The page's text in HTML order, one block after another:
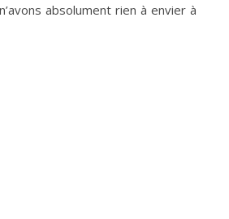
absolument rien à envier à